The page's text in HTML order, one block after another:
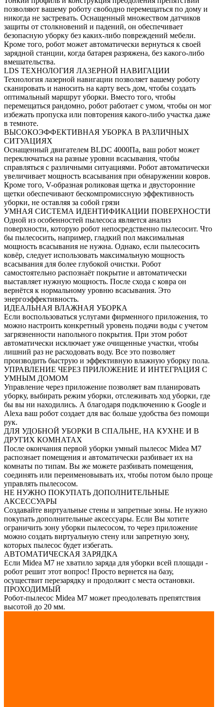
позволяют вашему роботу свободно перемещаться по дому и
никогда не застревать. Оснащенный множеством датчиков
защиты от столкновений и падений, он обеспечивает
безопасную уборку без каких-либо повреждений мебели.
Кроме того, робот может автоматически вернуться к своей
зарядной станции, когда батарея разряжена, без какого-либо
вмешательства.
LDS ТЕХНОЛОГИЯ ЛАЗЕРНОЙ НАВИГАЦИИ
Технология лазерной навигации позволяет вашему роботу
сканировать и наносить на карту весь дом, чтобы создать
оптимальный маршрут уборки. Вместо того, чтобы
перемещаться рандомно, робот работает с умом, чтобы он мог
избежать пропуска или повторения какого-либо участка даже
в темноте.
ВЫСОКОЭФФЕКТИВНАЯ УБОРКА В РАЗЛИЧНЫХ
СИТУАЦИЯХ
Оснащенный двигателем BLDC 4000Па, ваш робот может
переключаться на разные уровни всасывания, чтобы
справляться с различными ситуациями. Робот автоматически
увеличивает мощность всасывания при обнаружении ковров.
Кроме того, V-образная роликовая щетка и двусторонние
щетки обеспечивают бескомпромиссную эффективность
уборки, не оставляя за собой грязи
УМНАЯ СИСТЕМА ИДЕНТИФИКАЦИИ ПОВЕРХНОСТИ
Одной из особенностей пылесоса является анализ
поверхности, которую робот непосредственно пылесосит. Что
бы пылесосить, например, гладкий пол максимальная
мощность всасывания не нужна. Однако, если пылесосить
ковёр, следует использовать максимальную мощность
всасывания для более глубокой очистки. Робот
самостоятельно распознаёт покрытие и автоматически
выставляет нужную мощность. После схода с ковра он
вернётся к нормальному уровню всасывания. Это
энергоэффективность.
ИДЕАЛЬНАЯ ВЛАЖНАЯ УБОРКА
Если воспользоваться услугами фирменного приложения, то
можно настроить конкретный уровень подачи воды с учетом
загрязненности напольного покрытия. При этом робот
автоматически исключает уже очищенные участки, чтобы
лишний раз не расходовать воду. Все это позволяет
производить быструю и эффективную влажную уборку пола.
УПРАВЛЕНИЕ ЧЕРЕЗ ПРИЛОЖЕНИЕ И ИНТЕГРАЦИЯ С
УМНЫМ ДОМОМ
Управление через приложение позволяет вам планировать
уборку, выбирать режим уборки, отслеживать ход уборки, где
бы вы ни находились. А благодаря подключению к Google и
Alexa ваш робот создает для вас больше удобства без помощи
рук.
ДЛЯ УДОБНОЙ УБОРКИ В СПАЛЬНЕ, НА КУХНЕ И В
ДРУГИХ КОМНАТАХ
После окончания первой уборки умный пылесос Midea M7
распознает помещения и автоматически разбивает их на
комнаты по типам. Вы же можете разбивать помещения,
соединять или переименовывать их, чтобы потом было проще
управлять пылесосом.
НЕ НУЖНО ПОКУПАТЬ ДОПОЛНИТЕЛЬНЫЕ
АКСЕССУАРЫ
Создавайте виртуальные стены и запретные зоны. Не нужно
покупать дополнительные аксессуары. Если Вы хотите
ограничить зону уборки пылесосом, то через приложение
можно создать виртуальную стену или запретную зону,
которых пылесос будет избегать.
АВТОМАТИЧЕСКАЯ ЗАРЯДКА
Если Midea M7 не хватило заряда для уборки всей площади -
робот решит этот вопрос! Просто вернется на базу,
осуществит перезарядку и продолжит с места остановки.
ПРОХОДИМЫЙ
Робот-пылесос Midea M7 может преодолевать препятствия
высотой до 20 мм.